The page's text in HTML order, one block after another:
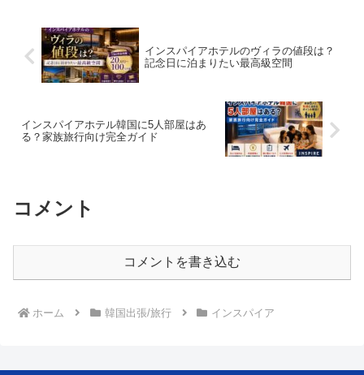
インスパイアホテルのヴィラの値段は？
記念日に泊まりたい最高級空間
インスパイアホテル韓国に5人部屋はあ
る？家族旅行向け完全ガイド
コメント
コメントを書き込む
ホーム 韓国出張/旅行 インスパイア